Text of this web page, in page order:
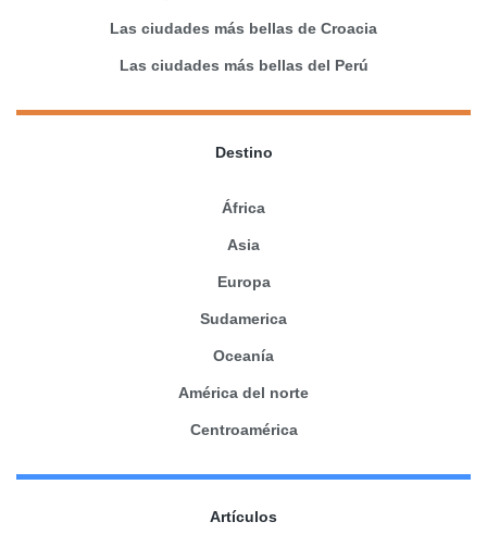
Las ciudades más bellas de Croacia
Las ciudades más bellas del Perú
Destino
África
Asia
Europa
Sudamerica
Oceanía
América del norte
Centroamérica
Artículos